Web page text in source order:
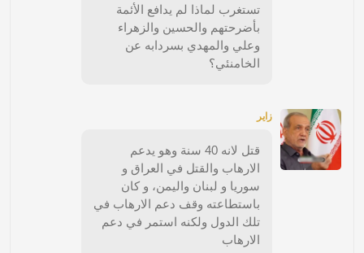
تستغرب لماذا لم يدافع الأئمة
بأضرحتهم والحسين والزهراء
وعلي والمهدي بسردابه عن
الخامنئي؟
زاير
قتل لانه 40 سنة وهو يدعم
الارهاب والقتل في العراق و
سوريا و لبنان واليمن، و كان
باستطاعته وقف دعم الارهاب في
تلك الدول ولكنه استمر في دعم
الارهاب